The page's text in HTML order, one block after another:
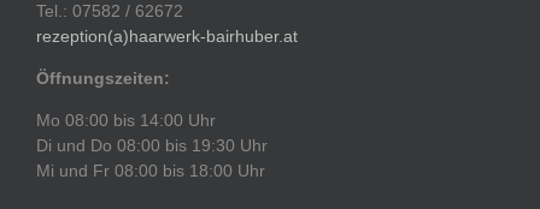
Tel.: 07582 / 62672
rezeption(a)haarwerk-bairhuber.at
Öffnungszeiten:
Mo 08:00 bis 14:00 Uhr
Di und Do 08:00 bis 19:30 Uhr
Mi und Fr 08:00 bis 18:00 Uhr